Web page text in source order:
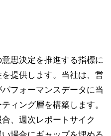
意思決定を推進する指標に
提供します。当社は、営
フォーマンスデータに当
ィング層を構築します。
、週次レポートサイク